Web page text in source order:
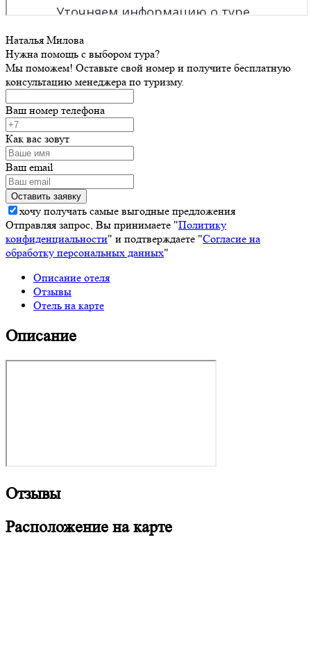
Наталья Милова
Нужна помощь с выбором тура?
Мы поможем! Оставьте свой номер и получите бесплатную
консультацию менеджера по туризму.
Ваш номер телефона
Как вас зовут
Ваш email
хочу получать самые выгодные предложения
Отправляя запрос, Вы принимаете "Политику
конфиденциальности" и подтверждаете "Согласие на
обработку персональных данных"
Описание отеля
Отзывы
Отель на карте
Описание
Отзывы
Расположение на карте